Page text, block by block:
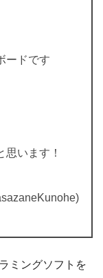
ードです
います！
ミングソフトを